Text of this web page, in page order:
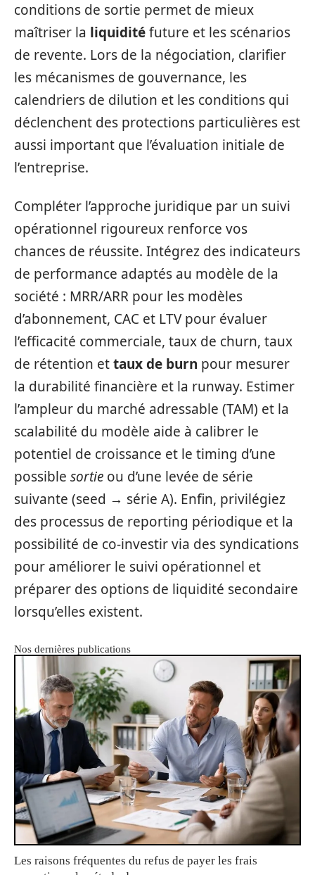
conditions de sortie permet de mieux
maîtriser la liquiditéfuture et les scénarios
de revente. Lors de la négociation, clarifier
les mécanismes de gouvernance, les
calendriers de dilution et les conditions qui
déclenchent des protections particulières est
aussi important que l’évaluation initiale de
l’entreprise.
Compléter l’approche juridique par un suivi
opérationnel rigoureux renforce vos
chances de réussite. Intégrez des indicateurs
de performance adaptés au modèle de la
société : MRR/ARR pour les modèles
d’abonnement, CAC et LTV pour évaluer
l’efficacité commerciale, taux de churn, taux
de rétention ettaux de burn pour mesurer
la durabilité financière et la runway. Estimer
l’ampleur du marché adressable (TAM) et la
scalabilité du modèle aide à calibrer le
potentiel de croissance et le timing d’une
possible sortie ou d’une levée de série
suivante (seed → série A). Enfin, privilégiez
des processus de reporting périodique et la
possibilité de co-investir via des syndications
pour améliorer le suivi opérationnel et
préparer des options de liquidité secondaire
lorsqu’elles existent.
Nos dernières publications
Les raisons fréquentes du refus de payer les frais